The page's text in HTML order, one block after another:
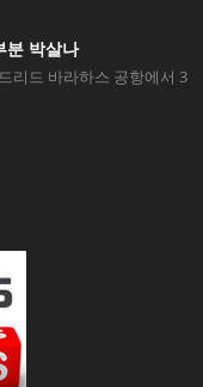
분 박살나
리드 바라하스 공항에서 3